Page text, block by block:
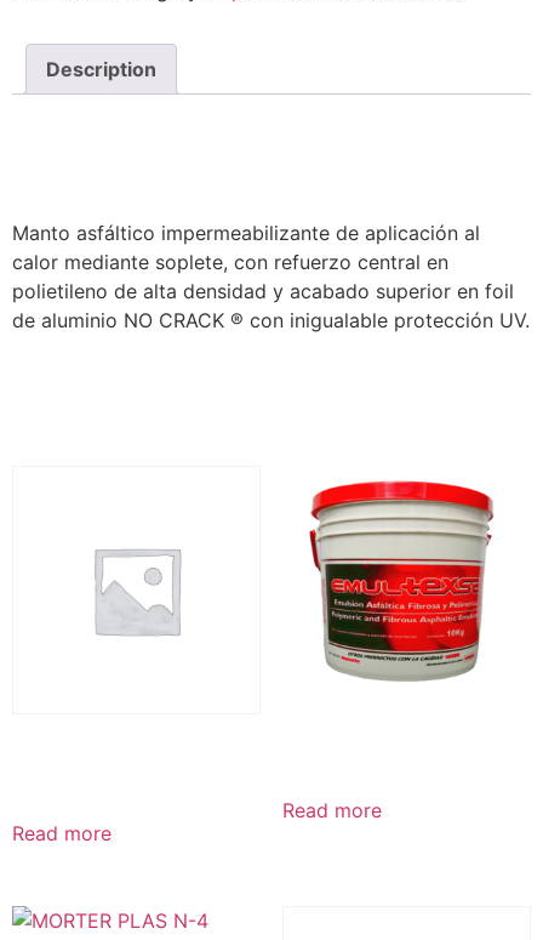
Description
Manto asfáltico impermeabilizante de aplicación al
calor mediante soplete, con refuerzo central en
polietileno de alta densidad y acabado superior en foil
de aluminio NO CRACK ® con inigualable protección UV.
Read more
Read more